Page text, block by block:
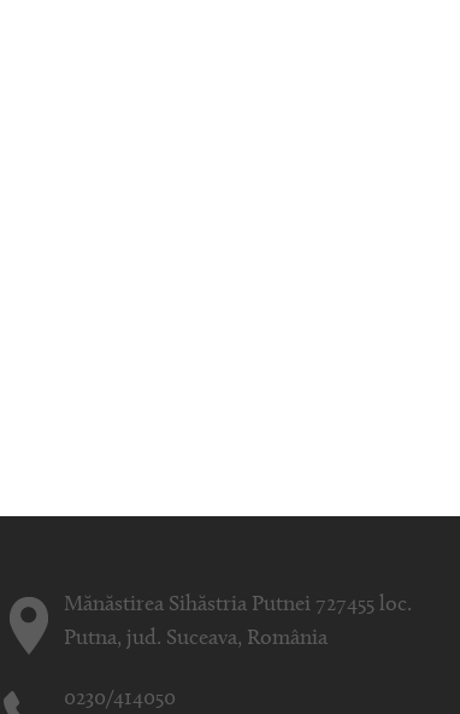
Mănăstirea Sihăstria Putnei 727455 loc.
Putna, jud. Suceava, România
0230/414050